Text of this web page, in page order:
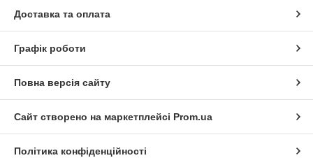
Доставка та оплата
Графік роботи
Повна версія сайту
Сайт створено на маркетплейсі Prom.ua
Політика конфіденційності